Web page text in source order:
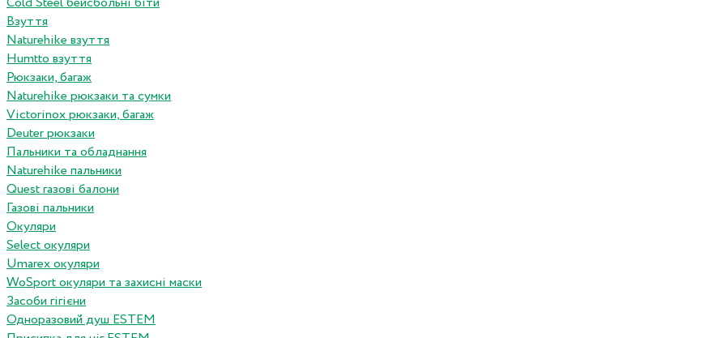
Взуття
Naturehike взуття
Humtto взуття
Рюкзаки, багаж
Naturehike рюкзаки та сумки
Victorinox рюкзаки, багаж
Deuter рюкзаки
Пальники та обладнання
Naturehike пальники
Quest газові балони
Газові пальники
Окуляри
Select окуляри
Umarex окуляри
WoSport окуляри та захисні маски
Засоби гігієни
Одноразовий душ ESTEM